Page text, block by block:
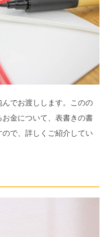
でお渡しします。このの
金について、表書きの書
で、詳しくご紹介してい